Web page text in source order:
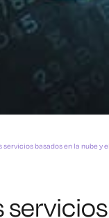
servicios basados en la nube y